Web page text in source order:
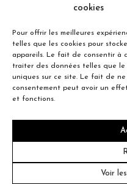
cookies
Pour offrir les meilleures
telles que les cookies pour
appareils. Le fait de consentir à
traiter des données telles que
uniques sur ce site. Le fait de
consentement peut avoir un
et fonctions.
Voir
Concorde Est,
Entreprise familiale du
© 2026